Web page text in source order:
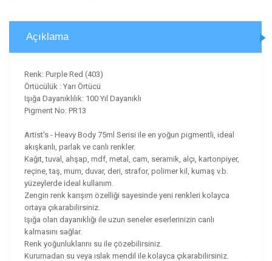
Açıklama
Renk: Purple Red (403)
Örtücülük : Yarı Örtücü
Işığa Dayanıklılık: 100 Yıl Dayanıklı
Pigment No: PR13
Artist's - Heavy Body 75ml Serisi ile en yoğun pigmentli, ideal
akışkanlı, parlak ve canlı renkler.
Kağıt, tuval, ahşap, mdf, metal, cam, seramik, alçı, kartonpiyer,
reçine, taş, mum, duvar, deri, strafor, polimer kil, kumaş v.b.
yüzeylerde ideal kullanım.
Zengin renk karışım özelliği sayesinde yeni renkleri kolayca
ortaya çıkarabilirsiniz.
Işığa olan dayanıklığı ile uzun seneler eserlerinizin canlı
kalmasını sağlar.
Renk yoğunluklarını su ile çözebilirsiniz.
Kurumadan su veya ıslak mendil ile kolayca çıkarabilirsiniz.